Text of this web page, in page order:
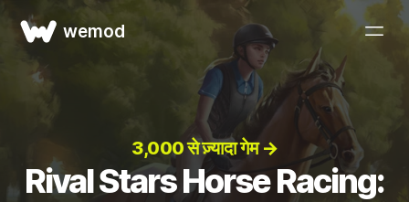
wemod
3,000 से ज़्यादा गेम →
Rival Stars Horse Racing: